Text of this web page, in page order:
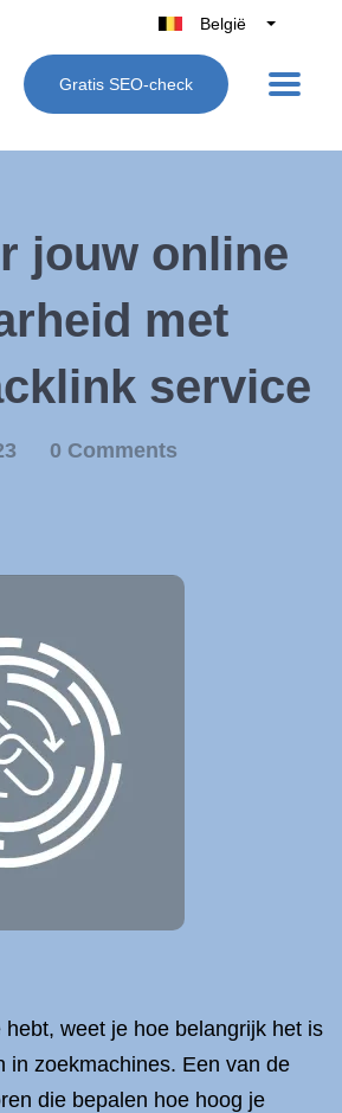
België
Belgique
Nederland
España
Gratis SEO-check
jouw online
met
service
0 Comments
weet je hoe belangrijk het is
in zoekmachines. Een van de
die bepalen hoe hoog je